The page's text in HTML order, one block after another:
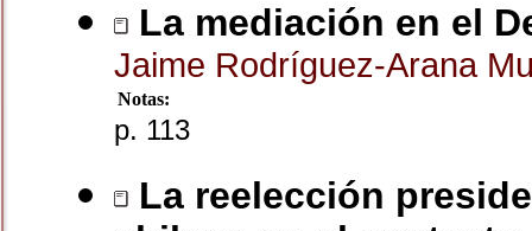
La mediación en el
Jaime Rodríguez-Arana
Notas:
p. 113
La reelección